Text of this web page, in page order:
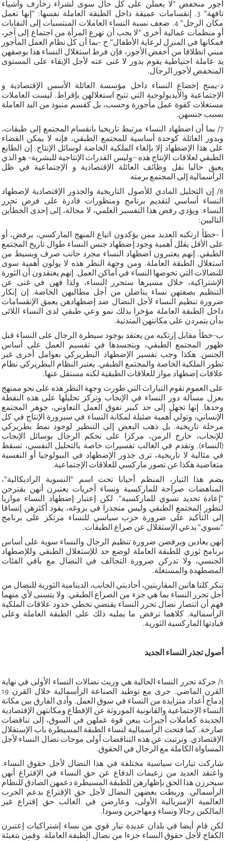
أجور منخفض "لا يعملن على كل حال سوى لشراء زخارف وأشياء
تافهة" 3. إنقسامات عميقة داخل الطبقة العاملة نفسها: "إنها تعمل
مكان الرجل" 4. ضعف نسبة النساء العاملات المنتسبات إلى النقابات
أو منظمات عمالية أخرى "لا يجب أن تهرع المرأة من اجتماع إلى آخر،
فمكانها في المنزل لرعاية الأطفال" ج -بما أن كل نظام العمل المأجور
مبني انطلاقا من أخفض الأجور، فإن فرط استغلال النساء هذا بوصفهن
يد عاملة احتياطية يقوم بدور لا غنى عنه لأجل الإبقاء على المستوى
المنخفض لأجور الرجال.
د-يمنح إخضاع النساء داخل مؤسسة العائلة الأسس الإقتصادية و
الإجتماعية والأيديولوجية التي تتيح استغلالهن بإفراط. ليست العاملات
مستغلات كقوة عمل مأجورة وحسب، بل كقسم منبوذ من اليد العاملة
بسبب جنسهن.
7/ بما أن اضطهاد النساء مرتبط تاريخيا بانقسام المجتمع إلى طبقات،
وبدور العائلة كوحدة أساسية للمجتمع الطبقي، فإنه لا يمكن القضاء
على هذا الإضطهاد إلا بإلغاء الملكية الخاصة لوسائل الإنتاج. إن الطابع
الطبقي لعلاقات الإنتاج هذه –وليس القدرات الإنتاجية للبشرية- هو الذي
يعيق حاليا نقل وظائف العائلة الإقتصادية و الإجتماعية في ظل
الرأسمالية إلى المجتمع برمته
8/ إن التحليل المادي للأصول التاريخية والجذور الإقتصادية لإضطهاد
النساء أساسي لتقديم برنامج ومنظورات قادرة على فرض تحرر
النساء. ويؤدي رفض هذا التفسير العلمي، لا محالة، إلى إحدى الخطأين
التاليين:
أ -خطأ ارتكبه العديد ممن يؤكدون اتباع المنهج الماركسي، يرفض، أو
على الأقل يقلل أهمية وجود إضطهاد جنس النساء طوال تاريخ المجتمع
الطبقي. إنهم يعتبرون اضطهاد النساء مجرد جانب صرف وبسيط من
استغلال الطبقة العاملة. ومن وجهة النظر هذه لا يولون أهمية سوى
للنضالات التي تخوضها النساء في أماكن العمل. إنهم يعتقدون أن الثورة
الإشتراكية، خلال مسيرها ستحرر النساء، ولذا فهن في غنى عن
التنظيم بصفتهن نساء يناضلن من أجل مطالبهن الخاصة. إن إنكار
ضرورة تنظيم النساء لأجل النضال ضد إضطهادهن يعمق الإنقسامات
داخل الطبقة العاملة مؤخرا بذلك نمو وعي طبقي لدى النساء اللائى
بدأن يتمردن على مكانتهن المتدنية.
ب-خطأ مقابل إرتكبه من يعتقد بوجود سيطرة الرجال على النساء قبل
ظهور المجتمع الطبقي، وبتجسدها في تقسيم العمل على أساس
الجنس. هكذا وجب تفسير الإضطهاد البطريركي بعوامل أخرى غير
تطور الملكية الخاصة والمجتمع الطبقي. يعتبر النظام البطريركي نظام
علاقات إضطهاد مواز للعلاقات الطبقية لكنه مستقل عنها.
على العموم تقوم التيارات التي طورت وجهة النظر هذه على نحو ممنهج
بعزل مسألة دور النساء في الإنجاب وتركز تحليلها على هذه النقطة
وحدها. إنها تجهل إلى حد كبير تفوق العمل التعاوني، جوهر المجتمع
الإنساني، وتولي أهمية ضئيلة لمكانة النساء في سيرورة الإنتاج في كل
مرحلة تاريخية. بل ذهب البعض إلى التنظير لوجود نمط بطريركي
للإنجاب، خارج الزمن، مركزا على تحكم الرجال بوسائل الإنجاب
(النساء). وتقدم في الغالب تفسيرات خاصة بالتحليل النفسي، تسقط
في مثالية لا تاريخية، ترى جذور الإضطهاد في البيولوجيا أو النفسية
متغاضية هكذا عن تصور ماركسي للعلاقات الإجتماعية.
يضم هذا التيار، المنظم أحيانا تحت اسم "النسوية الراديكالية"،
المناهضات صراحة للماركسية ونساء أخريات يعتبرن أنهن يقترحن
"إعادة تحديد نسوي للماركسية". لكن إعتبار إضطهاد النساء موازيا
لتطور المجتمع الطبقي وليس متجذرا في بزوغه، يقود أكثرهن إتساقا
إلى التأكيد على ضرورة حزب سياسي للنساء مرتكز على برنامج
"نسوي" يدعي الإستقلال عن صراع الطبقات.
إنهن يعادين ويرفضن ضرورة تنظيم الرجال والنساء سوية على أساس
برنامج ثوري للطبقة العاملة لوضع حد للإستغلال الطبقي وللإضطهاد
الجنسي، ولا تدركن ضرورة التحالف في النضال مع باقي الفئات
المضطهدة والمستغلة.
تنكر كلتا هاتين المقاربتين، أحاديتي الجانب، الدينامية الثورية للنضال من
أجل تحرر النساء بما هي جزء من الصراع الطبقي. ولا يتسنى لأي منهما
فهم أن انتصار نضال تحرر النساء يقتضي تخطي حدود علاقات الملكية
الرأسمالية. كلاهما ترفض ما يمليه ذلك على الطبقة العاملة وعلى
قيادتها الماركسية الثورية.
أصول تجذر النساء الجديد
1/ حركة تحرر النساء الحالية هي وريث نضالات النساء الأولى في نهاية
القرن الماضي. جرى مع توطيد الصناعة الرأسمالية خلال القرن 19
إدماج أعداد متزايدة من النساء في سوق العمل. وأدى الفارق بين مكانة
النساء الإجتماعية والقانونية الموروثة عن الإقطاع ومكانتهن الإقتصادية
الجديدة كعاملات أجيرات يبعن قوة عملهن في السوق، إلى تناقضات
صارخة. كما فتحت الرأسمالية لنساء الطبقة المسيطرة باب الإستقلال
الإقتصادي. وترتبت عن هذه التناقضات أولى موجات نضال النساء لأجل
المساواة الكاملة مع الرجال في الحقوق.
شاركت تيارات سياسية مختلفة في هذا النضال لأجل حقوق النساء.
واعتقد العديد من زعيمات الدفاع عن حق النساء في الإقتراع أنهن
سيحرزن هذا الحق بإظهارهن للطبقة المسيطرة دعمهن الصادق للنظام
الرأسمالي. وربطت بعضهن النضال لأجل حق الإقتراع بدعم الحرب
العالمية الإمبريالية الأولى، وعارضن في الغالب حق إقتراع غير
المالكين رجالا ونساء ومهاجرين وسودا.
لكن قام أيضا في بلدان عديدة تيار قوي من نساء إشتراكيات إعتبرن
الكفاح لأجل حقوق النساء جزءا من نضال الطبقة العاملة. وقمن بتعبئة